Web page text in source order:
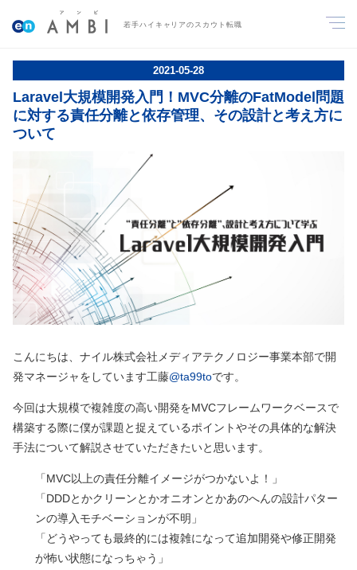
若手ハイキャリアのスカウト転職
2021-05-28
Laravel大規模開発入門！MVC分離のFatModel問題
に対する責任分離と依存管理、その設計と考え方に
ついて
こんにちは、ナイル株式会社メディアテクノロジー事業本部で開
発マネージャをしています工藤@ta99toです。
今回は大規模で複雑度の高い開発をMVCフレームワークベースで
構築する際に僕が課題と捉えているポイントやその具体的な解決
手法について解説させていただきたいと思います。
「MVC以上の責任分離イメージがつかないよ！」
「DDDとかクリーンとかオニオンとかあのへんの設計パター
ンの導入モチベーションが不明」
「どうやっても最終的には複雑になって追加開発や修正開発
が怖い状態になっちゃう」